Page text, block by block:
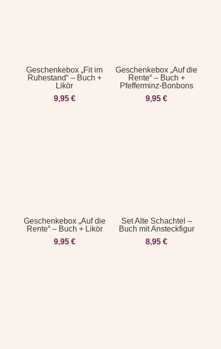
Geschenkebox „Fit im
Ruhestand“ – Buch +
Likör
9,95 €
Geschenkebox „Auf die
Rente“ – Buch +
Pfefferminz-Bonbons
9,95€
Geschenkebox „Auf die
Rente“ – Buch + Likör
9,95 €
Set Alte Schachtel –
Buch mit Ansteckfigur
8,95€